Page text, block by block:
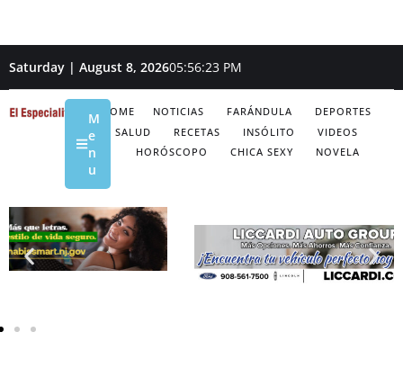
Saturday | August 8, 202605:56:24 PM
HOME NOTICIAS FARÁNDULA
DEPORTES
SALUD
RECETAS INSÓLITO
VIDEOS
HORÓSCOPO
CHICA SEXY NOVELA
M
e
n
u